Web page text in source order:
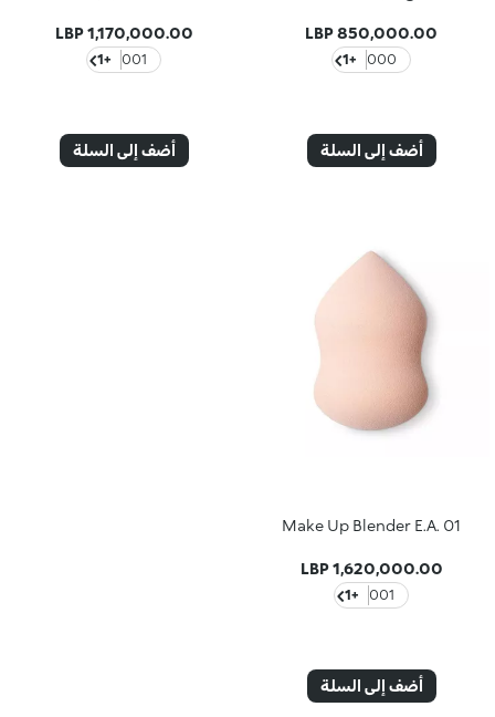
850,000.00 LBP
000
+1
أضف إلى السلة
1,170,000.00 LBP
001
+1
أضف إلى السلة
Make Up Blender E.A. 01
1,620,000.00 LBP
001
+1
أضف إلى السلة